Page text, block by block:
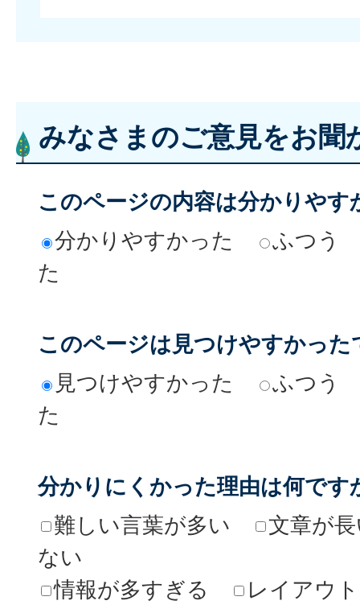
みなさまのご意見をお聞
このページの内容は分かりやす
分かりやすかった
ふつう
た
このページは見つけやすかった
見つけやすかった
ふつう
た
分かりにくかった理由は何です
難しい言葉が多い
文章が
ない
情報が多すぎる
レイアウ